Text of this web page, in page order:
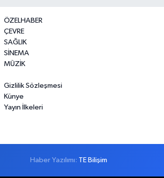
ÖZELHABER
ÇEVRE
SAĞLIK
SİNEMA
MÜZİK
Gizlilik Sözleşmesi
Künye
Yayın İlkeleri
Haber Yazılımı: TE Bilişim